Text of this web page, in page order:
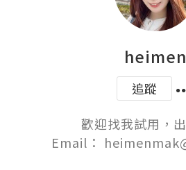
heimen
追蹤
歡迎找我試用，
Email：